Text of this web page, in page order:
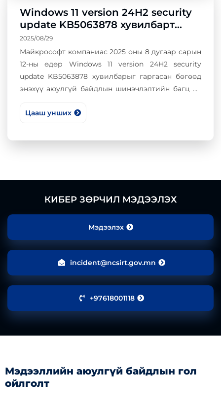
Windows 11 version 24H2 security
update KB5063878 хувилбарт
ноцтой алдаа илэрч байна
2025/08/29
Майкрософт компаниас 2025 оны 8 дугаар сарын
12-ны өдөр Windows 11 version 24H2 security
update KB5063878 хувилбарыг гаргасан бөгөөд
энэхүү аюулгүй байдлын шинэчлэлтийн багц нь
Цааш унших
КИБЕР ЗӨРЧИЛ МЭДЭЭЛЭХ
Мэдээлэх
incident@ncsirt.gov.mn
+97618001118
Мэдээллийн аюулгүй байдлын гол
ойлголт